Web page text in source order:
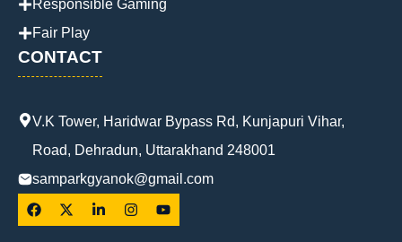
Responsible Gaming
Fair Play
CONTACT
V.K Tower, Haridwar Bypass Rd, Kunjapuri Vihar,
Road, Dehradun, Uttarakhand 248001
samparkgyanok@gmail.com